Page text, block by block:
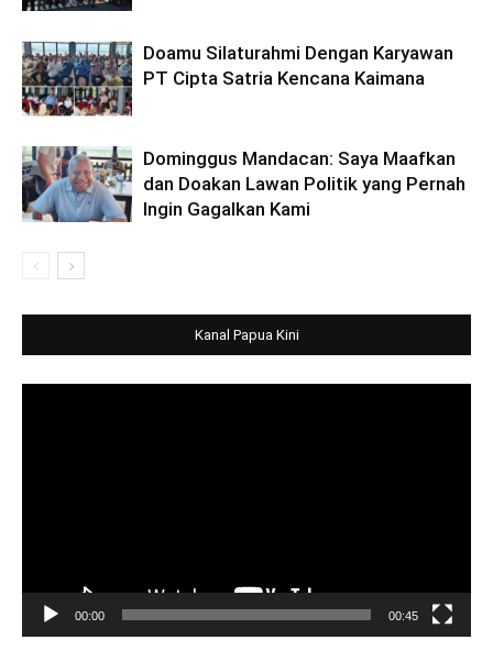
Doamu Silaturahmi Dengan Karyawan
PT Cipta Satria Kencana Kaimana
Dominggus Mandacan: Saya Maafkan
dan Doakan Lawan Politik yang Pernah
Ingin Gagalkan Kami
Kanal Papua Kini
00:00 00:45